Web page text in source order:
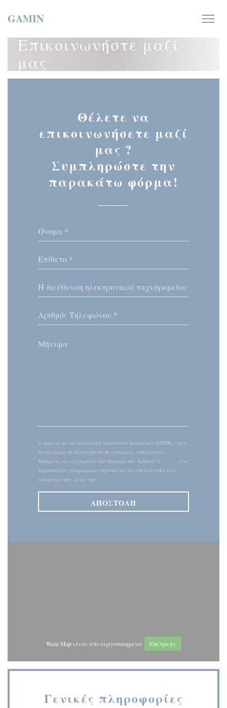
GAMIN
Επικοινωνήστε μαζί
μας
Θέλετε να
επικοινωνήσετε μαζί
μας ?
Συμπληρώστε την
παρακάτω φόρμα!
Σύμφωνα με τον κανονισμό προστασίας δεδομένων (GDPR), έχετε
το δικαίωμα να αντιταχθείτε σε εμπορικές επικοινωνίες.
Μπορείτε να εγγραφείτε στο Μητρώο του Άρθρου 11:
. Για
περισσότερες πληροφορίες σχετικά με την επεξεργασία των
δεδομένων σας, δείτε την
.
Waze Map είναι απενεργοποιημένο. Επέτρεψε
Γενικές πληροφορίες